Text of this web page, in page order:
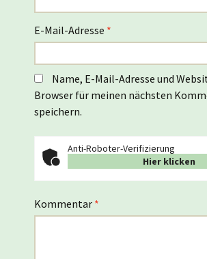
E-Mail-Adresse *
Name, E-Mail-Adresse und
Browser für meinen nächsten
speichern.
Anti-Roboter-Verifizierung
Hier klicken
Kommentar *